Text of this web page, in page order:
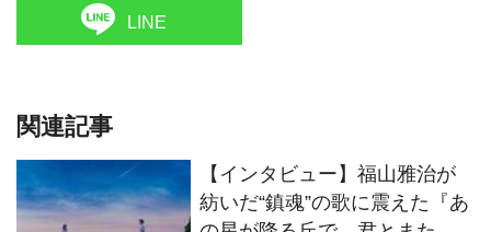
LINE
関連記事
【インタビュー】福山雅治が
紡いだ“鎮魂”の歌に震えた『あ